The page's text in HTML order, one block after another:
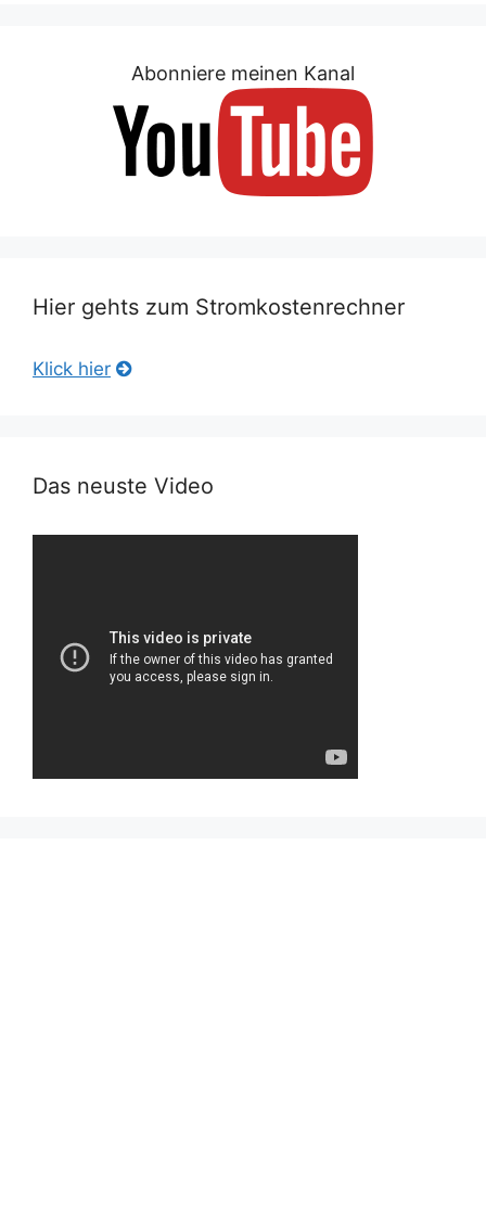
Abonniere meinen Kanal
Hier gehts zum Stromkostenrechner
Klick hier
Das neuste Video